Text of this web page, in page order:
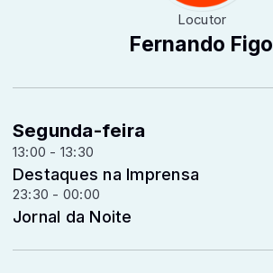
Locutor
Fernando Figo
Segunda-feira
13:00 - 13:30
Destaques na Imprensa
23:30 - 00:00
Jornal da Noite